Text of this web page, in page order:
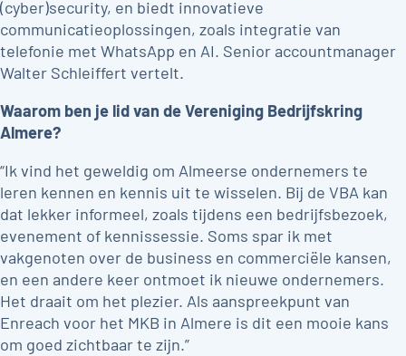
(cyber)security, en biedt innovatieve
communicatieoplossingen, zoals integratie van
telefonie met WhatsApp en AI. Senior accountmanager
Walter Schleiffert vertelt.
Waarom ben je lid van de Vereniging Bedrijfskring
Almere?
“Ik vind het geweldig om Almeerse ondernemers te
leren kennen en kennis uit te wisselen. Bij de VBA kan
dat lekker informeel, zoals tijdens een bedrijfsbezoek,
evenement of kennissessie. Soms spar ik met
vakgenoten over de business en commerciële kansen,
en een andere keer ontmoet ik nieuwe ondernemers.
Het draait om het plezier. Als aanspreekpunt van
Enreach voor het MKB in Almere is dit een mooie kans
om goed zichtbaar te zijn.”